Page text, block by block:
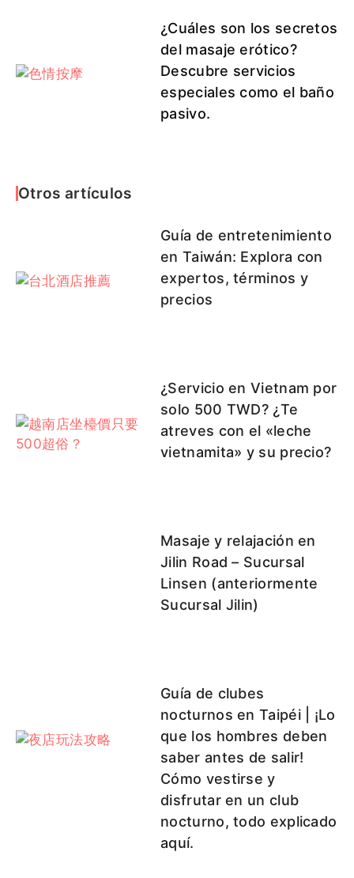
¿Cuáles son los secretos
del masaje erótico?
Descubre servicios
especiales como el baño
pasivo.
Otros artículos
Guía de entretenimiento
en Taiwán: Explora con
expertos, términos y
precios
¿Servicio en Vietnam por
solo 500 TWD? ¿Te
atreves con el «leche
vietnamita» y su precio?
Masaje y relajación en
Jilin Road – Sucursal
Linsen (anteriormente
Sucursal Jilin)
Guía de clubes
nocturnos en Taipéi | ¡Lo
que los hombres deben
saber antes de salir!
Cómo vestirse y
disfrutar en un club
nocturno, todo explicado
aquí.